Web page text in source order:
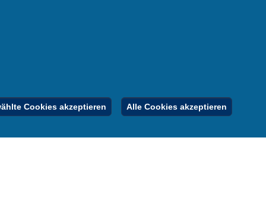
Cookies akzeptieren Alle Cookies akzeptieren
Inhalt Impressum Datenschutz